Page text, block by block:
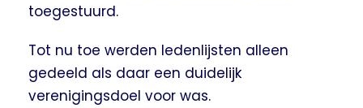
toegestuurd.
Tot nu toe werden ledenlijsten alleen
gedeeld als daar een duidelijk
verenigingsdoel voor was.